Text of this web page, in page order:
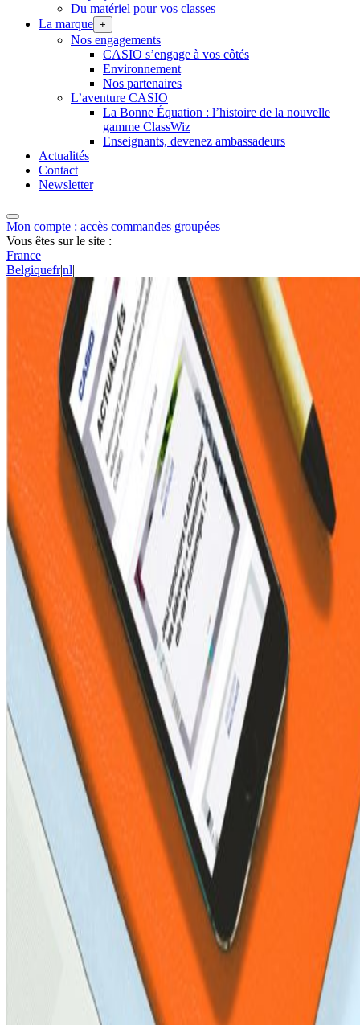
Du matériel pour vos classes
La marque +
Nos engagements
CASIO s’engage à vos côtés
Environnement
Nos partenaires
L’aventure CASIO
La Bonne Équation : l’histoire de la nouvelle
gamme ClassWiz
Enseignants, devenez ambassadeurs
Actualités
Contact
Newsletter
Mon compte : accès commandes groupées
Vous êtes sur le site :
France
Belgiquefr|nl|